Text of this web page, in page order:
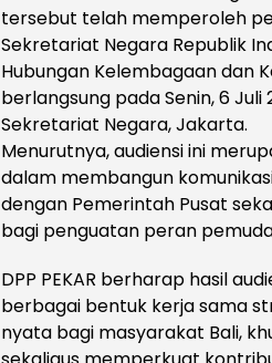
tersebut telah memperoleh
Sekretariat Negara Republik
Hubungan Kelembagaan dan
berlangsung pada Senin, 6 Juli
Sekretariat Negara, Jakarta.
Menurutnya, audiensi ini
dalam membangun
dengan Pemerintah Pusat
bagi penguatan peran
DPP PEKAR berharap hasil
berbagai bentuk kerja sama
nyata bagi masyarakat Bali,